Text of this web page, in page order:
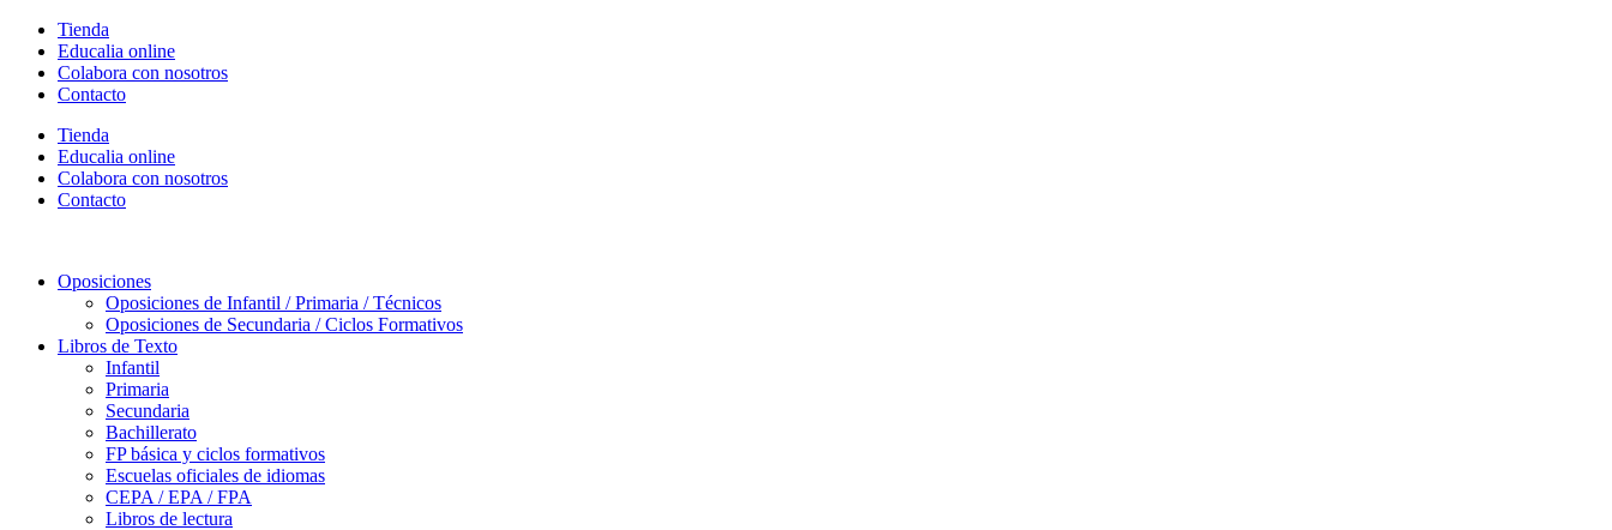
contenido
Tienda
Educalia online
Colabora con nosotros
Contacto
Tienda
Educalia online
Colabora con nosotros
Contacto
Oposiciones
Oposiciones de Infantil / Primaria / Técnicos
Oposiciones de Secundaria / Ciclos Formativos
Libros de Texto
Infantil
Primaria
Secundaria
Bachillerato
FP básica y ciclos formativos
Escuelas oficiales de idiomas
CEPA / EPA / FPA
Libros de lectura